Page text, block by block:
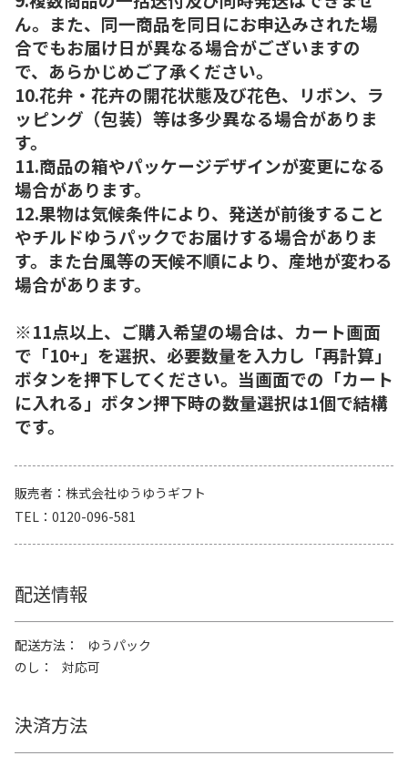
ん。また、同一商品を同日にお申込みされた場
合でもお届け日が異なる場合がございますの
で、あらかじめご了承ください。
10.花弁・花卉の開花状態及び花色、リボン、ラ
ッピング（包装）等は多少異なる場合がありま
す。
11.商品の箱やパッケージデザインが変更になる
場合があります。
12.果物は気候条件により、発送が前後すること
やチルドゆうパックでお届けする場合がありま
す。また台風等の天候不順により、産地が変わる
場合があります。
※11点以上、ご購入希望の場合は、カート画面
で「10+」を選択、必要数量を入力し「再計算」
ボタンを押下してください。当画面での「カート
に入れる」ボタン押下時の数量選択は1個で結構
です。
販売者
株式会社ゆうゆうギフト
TEL
0120-096-581
配送情報
配送方法
ゆうパック
のし
対応可
決済方法